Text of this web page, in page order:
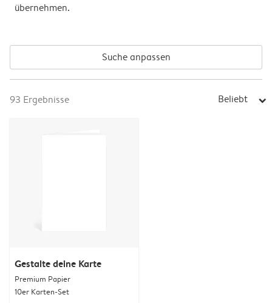
übernehmen.
Suche anpassen
93 Ergebnisse Beliebt arrow_right
Gestalte deine Karte
Premium Papier
10er Karten-Set